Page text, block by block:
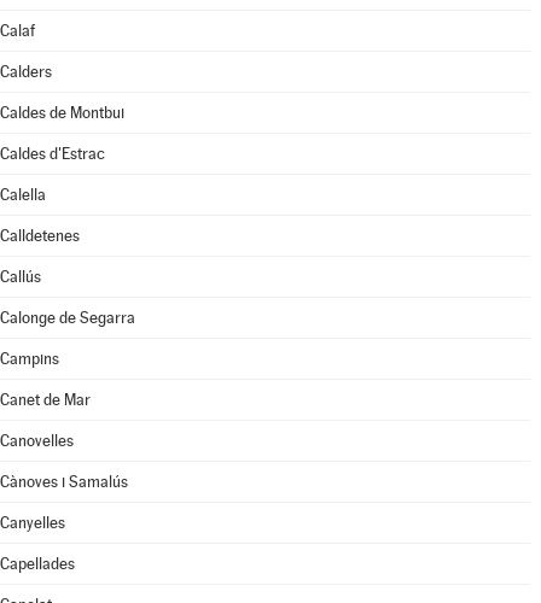
Calaf
Calders
Caldes de Montbui
Caldes d'Estrac
Calella
Calldetenes
Callús
Calonge de Segarra
Campins
Canet de Mar
Canovelles
Cànoves i Samalús
Canyelles
Capellades